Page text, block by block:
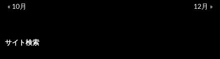
« 10月
12月 »
サイト検索